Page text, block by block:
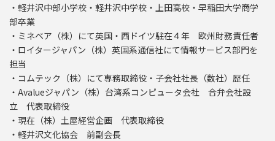
・軽井沢中部小学校・軽井沢中学校・上田高校・早稲田大学商学
部卒業
・ミネベア（株）にて英国・西ドイツ駐在４年 欧州財務責任者
・ロイタージャパン（株）英国系通信社にて情報サービス部門を
担当
・コムテック（株）にて専務取締役・子会社社長（数社）歴任
・Avalueジャパン（株）台湾系コンピュータ会社 合弁会社設
立 代表取締役
・現在（株）土屋経営企画 代表取締役
・軽井沢文化協会 前副会長